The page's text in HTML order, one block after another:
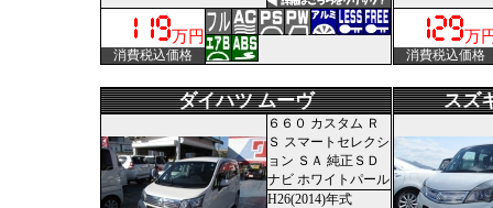
万円
消費税込価格
万
消費税込価格
ダイハツ ムーヴ
６６０ カスタム Ｒ
Ｓ スマートセレクシ
ョン ＳＡ 純正ＳＤ
ナビ ホワイトパール
H26(2014)年式
スズ